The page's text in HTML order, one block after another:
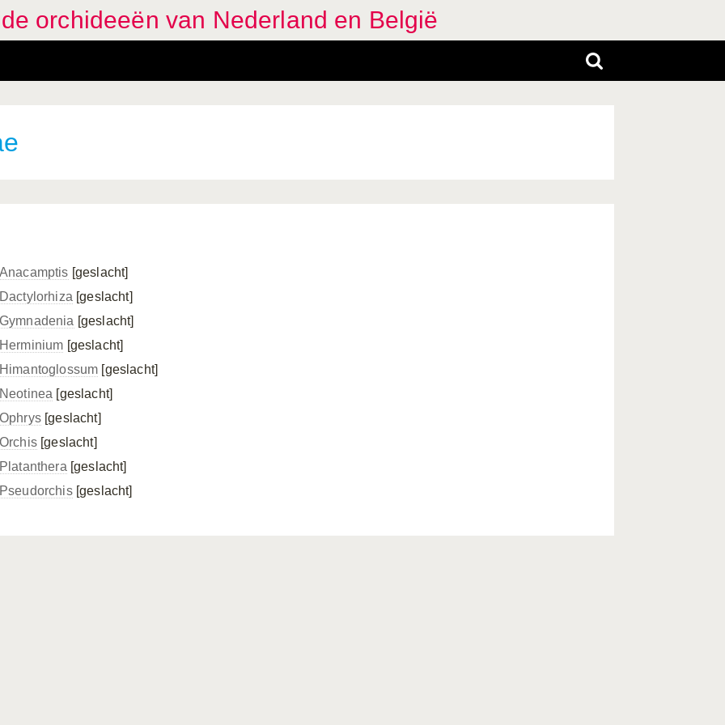
orchideeën van Nederland en België
Anacamptis [geslacht]
Dactylorhiza [geslacht]
Gymnadenia [geslacht]
Herminium [geslacht]
Himantoglossum [geslacht]
Neotinea [geslacht]
Ophrys[geslacht]
Orchis[geslacht]
Platanthera [geslacht]
Pseudorchis[geslacht]